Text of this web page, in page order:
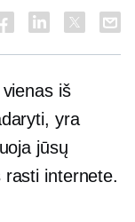
iš
yra
jūsų
internete.